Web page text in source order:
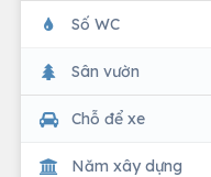
Số WC
Sân vườn
Chỗ để xe
Năm xây dựng